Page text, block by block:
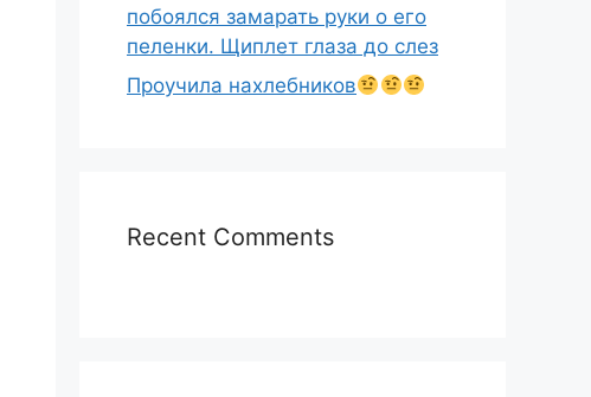
побоялся замарать руки о его
пеленки. Щиплет глаза до слез
Проучила нахлебников
Recent Comments